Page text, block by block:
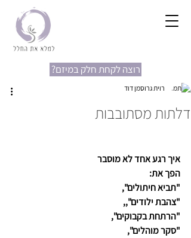
?רוצה לקחת חלק במיזם
דלתות מסתובבות
רוית גרוסמן דוד
איך רגע אחד לא מוסבר
הפך את:
"תביא חיתולים",
"צהבת ילודים",,
"הרתחת בקבוקים",
"סקר מוהלים",